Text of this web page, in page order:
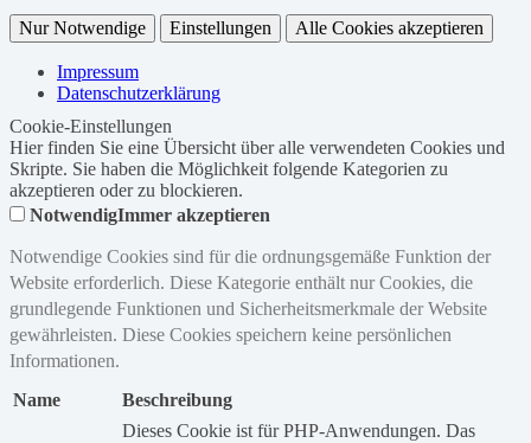
Nur Notwendige Einstellungen Alle Cookies akzeptieren
Impressum
Datenschutzerklärung
Cookie-Einstellungen
Hier finden Sie eine Übersicht über alle verwendeten Cookies und
Skripte. Sie haben die Möglichkeit folgende Kategorien zu
akzeptieren oder zu blockieren.
NotwendigImmer akzeptieren
Notwendige Cookies sind für die ordnungsgemäße Funktion der
Website erforderlich. Diese Kategorie enthält nur Cookies, die
grundlegende Funktionen und Sicherheitsmerkmale der Website
gewährleisten. Diese Cookies speichern keine persönlichen
Informationen.
Name
Beschreibung
Dieses Cookie ist für PHP-Anwendungen. Das